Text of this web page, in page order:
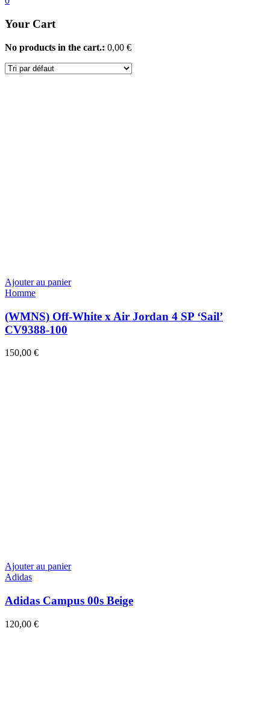
Your Cart
No products in the cart.: 0,00 €
Ajouter au panier
Homme
(WMNS) Off-White x Air Jordan 4 SP ‘Sail’
CV9388-100
150,00 €
Ajouter au panier
Adidas
Adidas Campus 00s Beige
120,00 €